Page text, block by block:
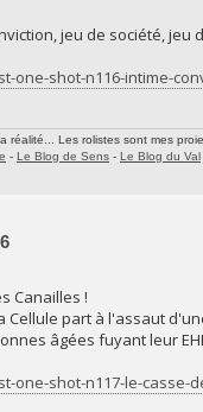
jeu de société,
one-shot-n116-intime-
réalité... Les rolistes sont mes
- Le Blog de Sens - Le Blog du Val
Canailles !
part à l'assaut
âgées fuyant leur
one-shot-n117-le-casse-